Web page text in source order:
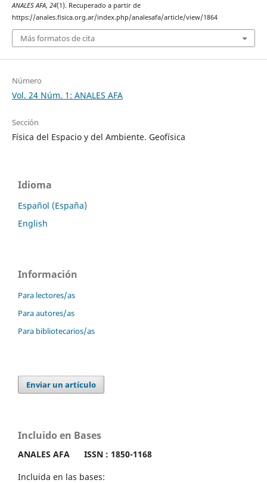
ANALES AFA, 24(1). Recuperado a partir de
https://anales.fisica.org.ar/index.php/analesafa/article/view/1864
Más formatos de cita
Número
Vol. 24 Núm. 1: ANALES AFA
Sección
Física del Espacio y del Ambiente. Geofísica
Idioma
Español (España)
English
Información
Para lectores/as
Para autores/as
Para bibliotecarios/as
Enviar un artículo
Incluido en Bases
ANALES AFA ISSN : 1850-1168
Incluida en las bases: